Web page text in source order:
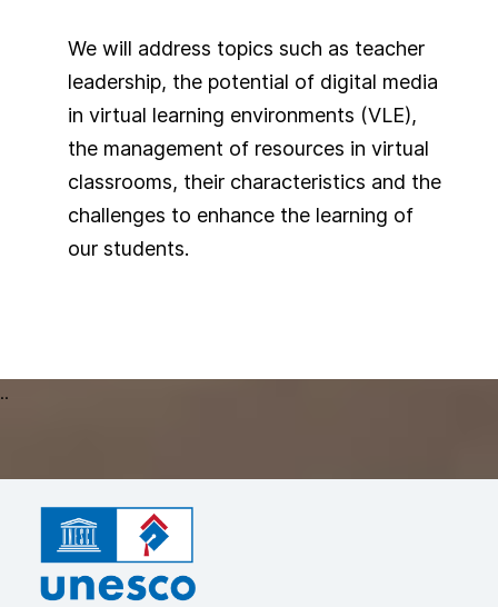
We will address topics such as teacher
leadership, the potential of digital media
in virtual learning environments (VLE),
the management of resources in virtual
classrooms, their characteristics and the
challenges to enhance the learning of
our students.
..